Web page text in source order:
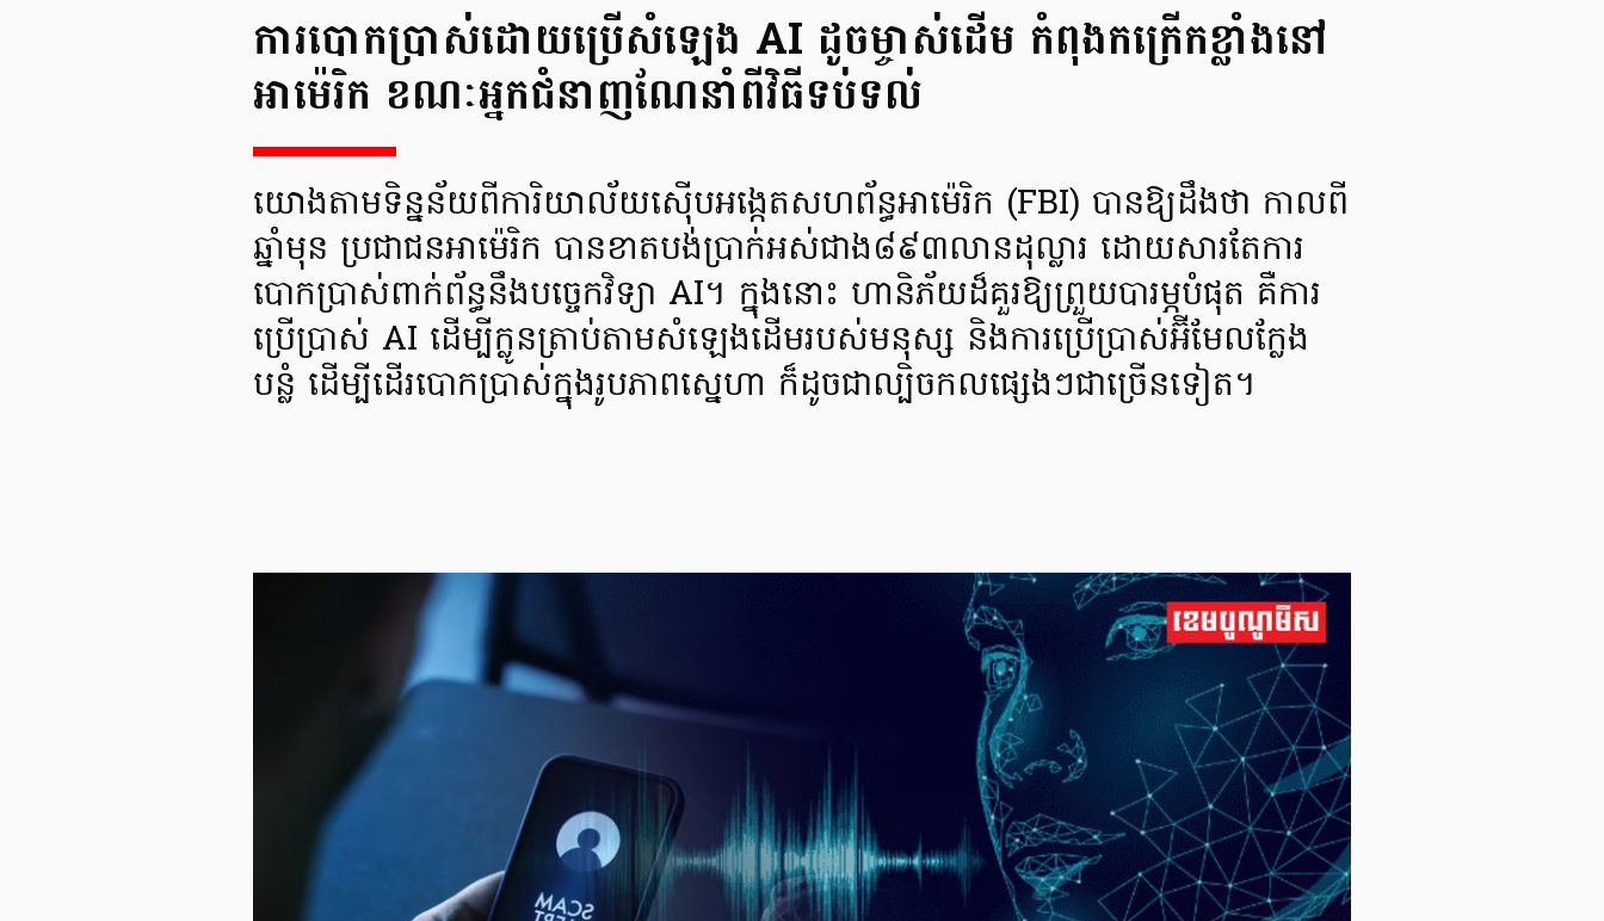
ការបោកប្រាស់ដោយប្រើសំឡេង AI ដូចម្ចាស់ដើម កំពុងកក្រើកខ្លាំងនៅ
អាម៉េរិក ខណៈអ្នកជំនាញណែនាំពីវិធីទប់ទល់
យោងតាមទិន្នន័យពីការិយាល័យស៊ើបអង្កេតសហព័ន្ធអាម៉េរិក (FBI) បានឱ្យដឹងថា កាលពី
ឆ្នាំមុន ប្រជាជនអាម៉េរិក បានខាតបង់ប្រាក់អស់ជាង៨៩៣លានដុល្លារ ដោយសារតែការ
បោកប្រាស់ពាក់ព័ន្ធនឹងបច្ចេកវិទ្យា AI។ ក្នុងនោះ ហានិភ័យដ៏គួរឱ្យព្រួយបារម្ភបំផុត គឺការ
ប្រើប្រាស់ AI ដើម្បីក្លូនត្រាប់តាមសំឡេងដើមរបស់មនុស្ស និងការប្រើប្រាស់អ៊ីមែលក្លែង
បន្លំ ដើម្បីដើរបោកប្រាស់ក្នុងរូបភាពស្នេហា ក៏ដូចជាល្បិចកលផ្សេងៗជាច្រើនទៀត។